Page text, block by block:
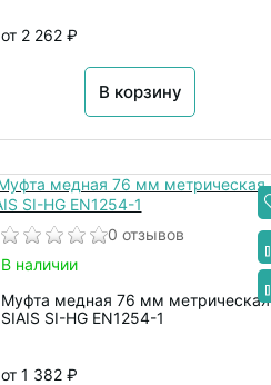
от 2 262 ₽
В корзину
0 отзывов
В наличии
Муфта медная 76 мм метрическая
SIAIS SI-HG EN1254-1
от 1 382 ₽